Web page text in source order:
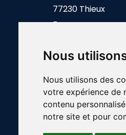
Nous
Nous utilisons des
votre expérience de
contenu
notre site et pour
77230 Thieux
France